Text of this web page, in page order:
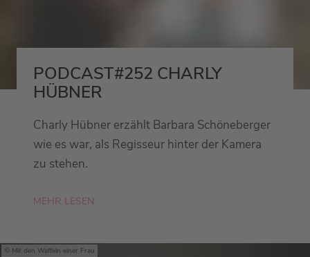
PODCAST#252 CHARLY
HÜBNER
Charly Hübner erzählt Barbara Schöneberger
wie es war, als Regisseur hinter der Kamera
zu stehen.
MEHR LESEN
Mit den Waffeln einer Frau